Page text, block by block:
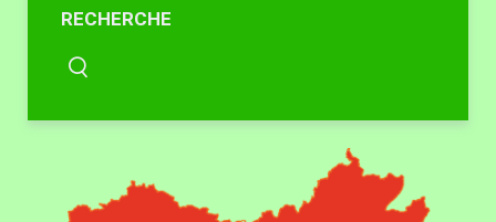
RECHERCHE